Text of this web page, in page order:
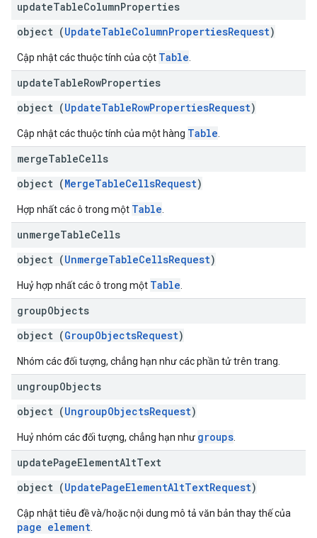
updateTableColumnProperties
object (UpdateTableColumnPropertiesRequest)
Cập nhật các thuộc tính của cột Table
updateTableRowProperties
object (UpdateTableRowPropertiesRequest)
Cập nhật các thuộc tính của một hàng Table
mergeTableCells
object (MergeTableCellsRequest)
Hợp nhất các ô trong một Table
unmergeTableCells
object (UnmergeTableCellsRequest)
Huỷ hợp nhất các ô trong một Table
groupObjects
object (GroupObjectsRequest)
Nhóm các đối tượng, chẳng hạn như các phần tử trên trang.
ungroupObjects
object (UngroupObjectsRequest)
Huỷ nhóm các đối tượng, chẳng hạn như groups
updatePageElementAltText
object (UpdatePageElementAltTextRequest)
Cập nhật tiêu đề và/hoặc nội dung mô tả văn bản thay thế của
page element